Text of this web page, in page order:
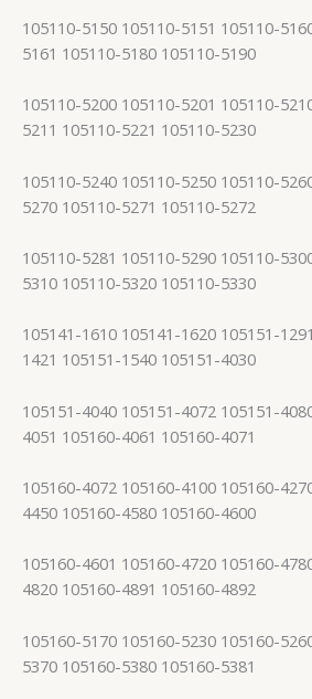
105110-5150 105110-5151 105110-
5161 105110-5180 105110-5190
105110-5200 105110-5201 105110-
5211 105110-5221 105110-5230
105110-5240 105110-5250 105110-
5270 105110-5271 105110-5272
105110-5281 105110-5290 105110-
5310 105110-5320 105110-5330
105141-1610 105141-1620 105151-
1421 105151-1540 105151-4030
105151-4040 105151-4072 105151-
4051 105160-4061 105160-4071
105160-4072 105160-4100 105160-
4450 105160-4580 105160-4600
105160-4601 105160-4720 105160-
4820 105160-4891 105160-4892
105160-5170 105160-5230 105160-
5370 105160-5380 105160-5381